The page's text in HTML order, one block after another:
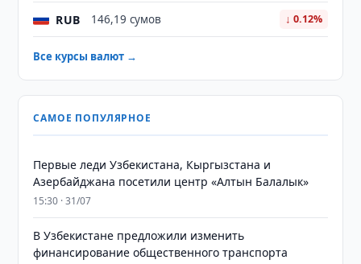
RUB 146,19 сумов ↓ 0.12%
Все курсы валют →
САМОЕ ПОПУЛЯРНОЕ
Первые леди Узбекистана, Кыргызстана и
Азербайджана посетили центр «Алтын Балалык»
15:30 · 31/07
В Узбекистане предложили изменить
финансирование общественного транспорта